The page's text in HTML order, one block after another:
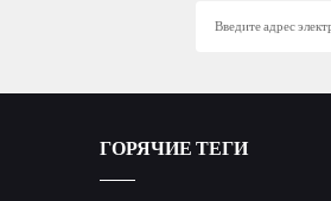
ГОРЯЧИЕ ТЕГИ